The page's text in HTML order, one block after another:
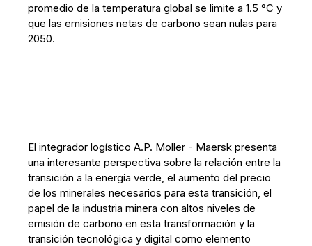
promedio de la temperatura global se limite a 1.5 °C y
que las emisiones netas de carbono sean nulas para
2050.
El integrador logístico A.P. Moller - Maersk presenta
una interesante perspectiva sobre la relación entre la
transición a la energía verde, el aumento del precio
de los minerales necesarios para esta transición, el
papel de la industria minera con altos niveles de
emisión de carbono en esta transformación y la
transición tecnológica y digital como elemento